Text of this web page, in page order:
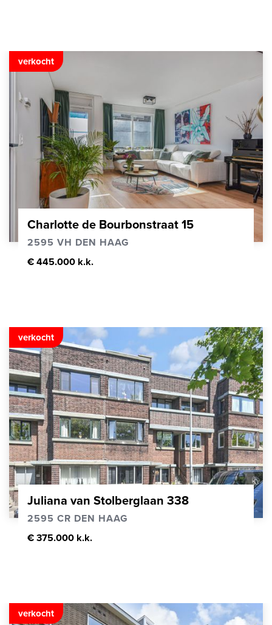
verkocht
Charlotte de Bourbonstraat 15
2595 VH DEN HAAG
€ 445.000 k.k.
verkocht
Juliana van Stolberglaan 338
2595 CR DEN HAAG
€ 375.000 k.k.
verkocht